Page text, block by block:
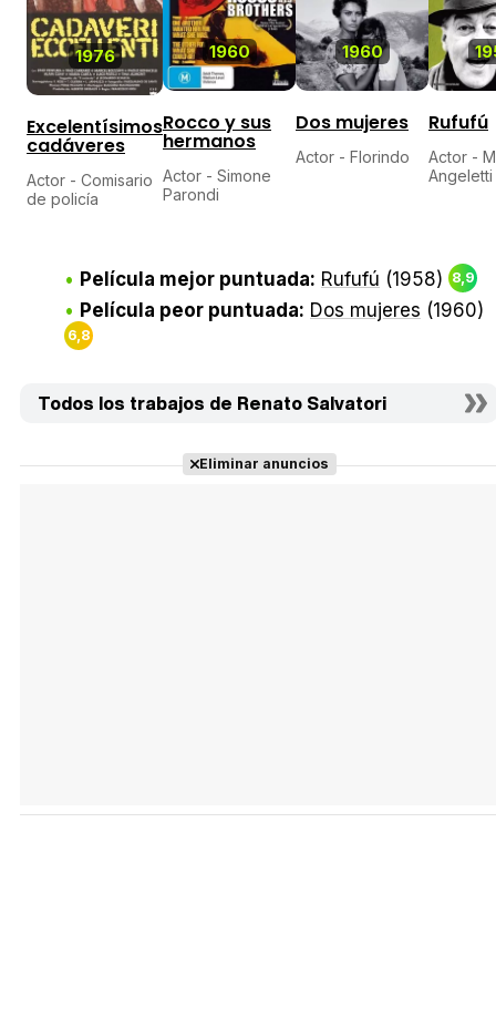
1976
Excelentísimos
cadáveres
Actor - Comisario
de policía
1960
Rocco y sus
hermanos
Actor - Simone
Parondi
1960
Dos mujeres
Actor - Florindo
Rufufú
Actor -
Angeletti
Película mejor puntuada: Rufufú (1958) 8,9
Película peor puntuada: Dos mujeres (1960)
6,8
Todos los trabajos de Renato Salvatori
Eliminar anuncios